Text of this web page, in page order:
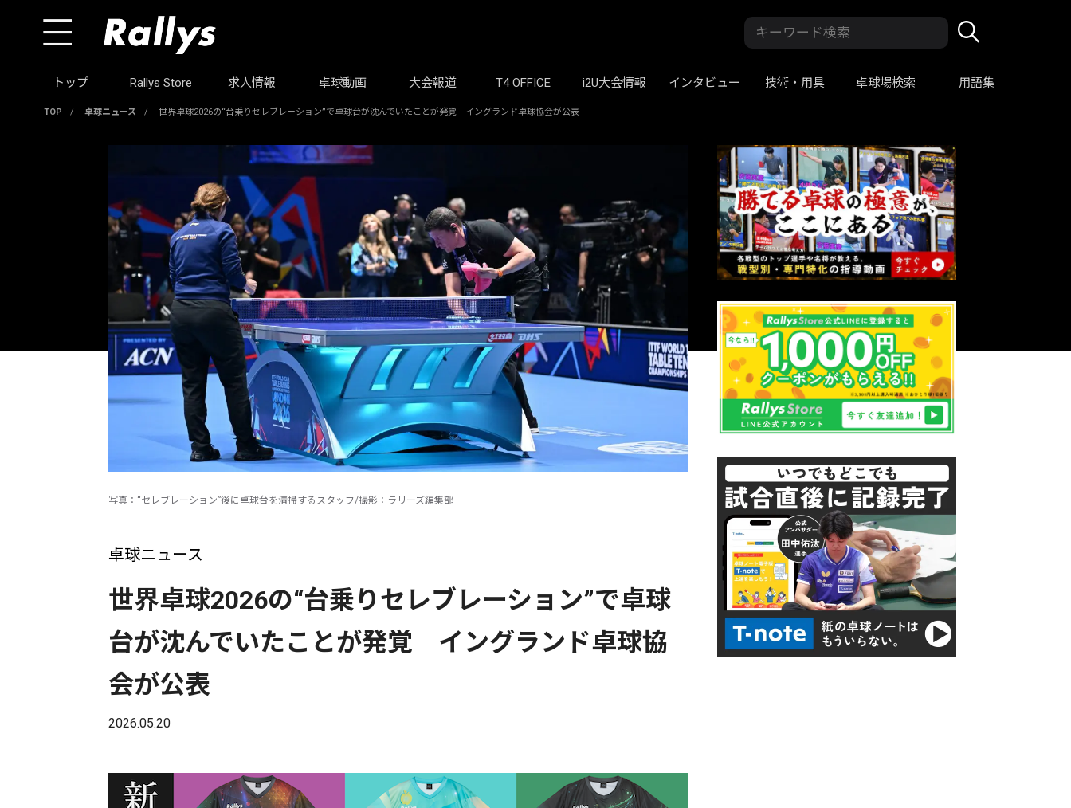
トップ Rallys Store 求人情報 卓球動画 大会報道 T4 OFFICE i2U大会情報 インタビュー 技術・用具 卓球場検索 用語集
TOP / 卓球ニュース / 世界卓球2026の“台乗りセレブレーション”で卓球台が沈んでいたことが発覚 イングランド卓球協会が公表
写真：“セレブレーション”後に卓球台を清掃するスタッフ/撮影：ラリーズ編集部
卓球ニュース
世界卓球2026の“台乗りセレブレーション”で卓球
台が沈んでいたことが発覚 イングランド卓球協
会が公表
2026.05.20